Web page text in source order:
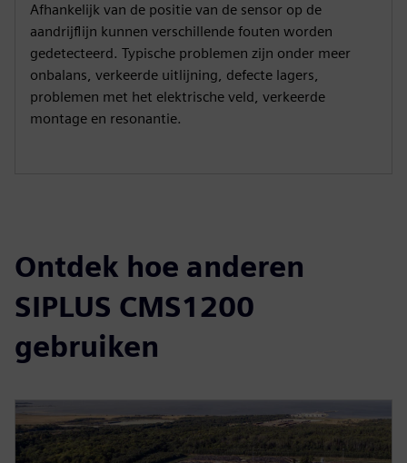
Afhankelijk van de positie van de sensor op de
aandrijflijn kunnen verschillende fouten worden
gedetecteerd. Typische problemen zijn onder meer
onbalans, verkeerde uitlijning, defecte lagers,
problemen met het elektrische veld, verkeerde
montage en resonantie.
Ontdek hoe anderen
SIPLUS CMS1200
gebruiken